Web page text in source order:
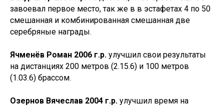
завоевал первое место, так же в в эстафетах 4 по 50
смешанная и комбинированная смешанная две
серебряные награды.
Ячменёв Роман 2006 г.р. улучшил свои результаты
на дистанциях 200 метров (2.15.6) и 100 метров
(1.03.6) брассом.
Озернов Вячеслав 2004 г.р. улучшил время на